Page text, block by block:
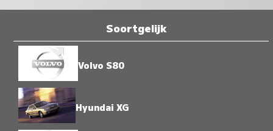
Soortgelijk
Volvo S80
Hyundai XG